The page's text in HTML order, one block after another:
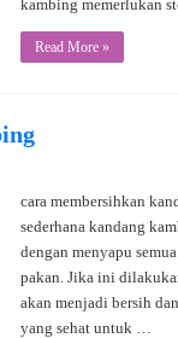
kambing memerlukan
Read More »
cara membersihkan
sederhana kandang
dengan menyapu
pakan. Jika ini
akan menjadi bersih
yang sehat untuk …